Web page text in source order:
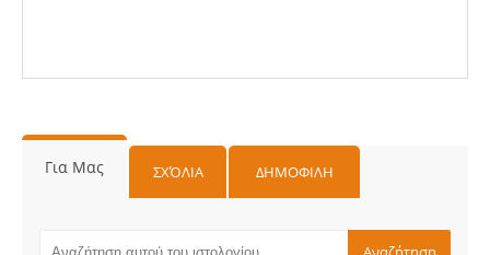
Για Μας ΣΧΌΛΙΑ ΔΗΜΟΦΙΛΗ